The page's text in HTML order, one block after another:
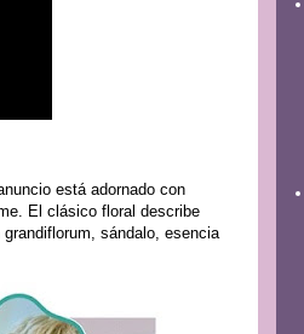
está adornado con
El clásico floral describe
sándalo, esencia